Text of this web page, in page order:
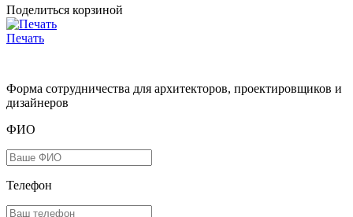
Поделиться корзиной
Печать
Форма сотрудничества для архитекторов, проектировщиков и
дизайнеров
ФИО
Телефон